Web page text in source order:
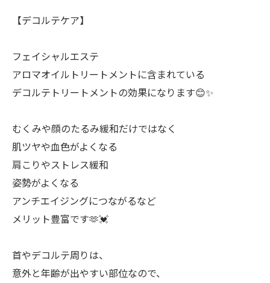
【デコルテケア】
フェイシャルエステ
アロマオイルトリートメントに含まれている
デコルテトリートメントの効果になります😊✨
むくみや顔のたるみ緩和だけではなく
肌ツヤや血色がよくなる
肩こりやストレス緩和
姿勢がよくなる
アンチエイジングにつながるなど
メリット豊富です🫶💓
首やデコルテ周りは、
意外と年齢が出やすい部位なので、